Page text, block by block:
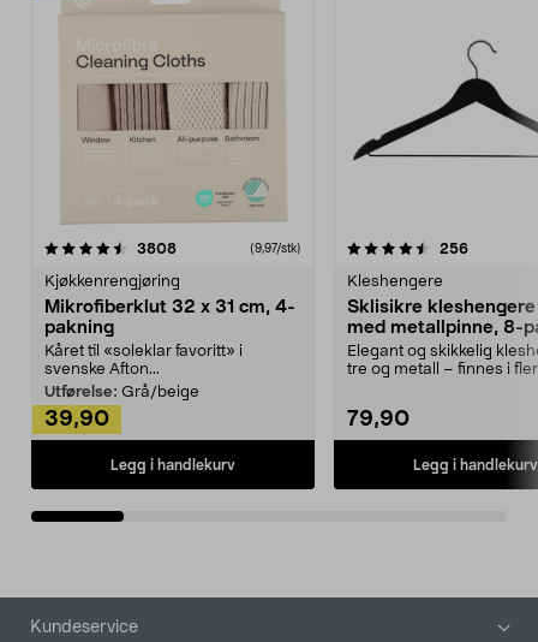
3808anmeldelser(9,97/stk)
Kjøkkenrengjøring
Mikrofiberklut 32 x 31 cm, 4-
pakning
Kåret til «soleklar favoritt» i
svenske Afton...
Utførelse: Grå/beige
39,90
Legg i handlekurv
4.5av 5 stjerner 256
Kleshengere
Sklisikre
med metallpinne, 8-
Elegant og skikkelig
tre og metall – finnes i
79,90
Legg i handlekurv
4.5av 5 stjerner
Bunntekst
Kundeservice